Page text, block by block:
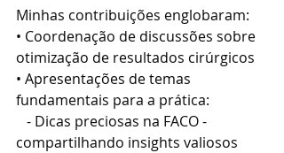
Minhas contribuições englobaram:
• Coordenação de discussões sobre
otimização de resultados cirúrgicos
• Apresentações de temas
fundamentais para a prática:
- Dicas preciosas na FACO -
compartilhando insights valiosos